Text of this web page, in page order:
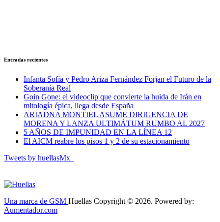
Entradas recientes
Infanta Sofía y Pedro Ariza Fernández Forjan el Futuro de la
Soberanía Real
Goin Gone: el videoclip que convierte la huida de Irán en
mitología épica, llega desde España
ARIADNA MONTIEL ASUME DIRIGENCIA DE
MORENA Y LANZA ULTIMÁTUM RUMBO AL 2027
5 AÑOS DE IMPUNIDAD EN LA LÍNEA 12
El AICM reabre los pisos 1 y 2 de su estacionamiento
Tweets by huellasMx_
Una marca de GSM Huellas Copyright © 2026. Powered by:
Aumentador.com